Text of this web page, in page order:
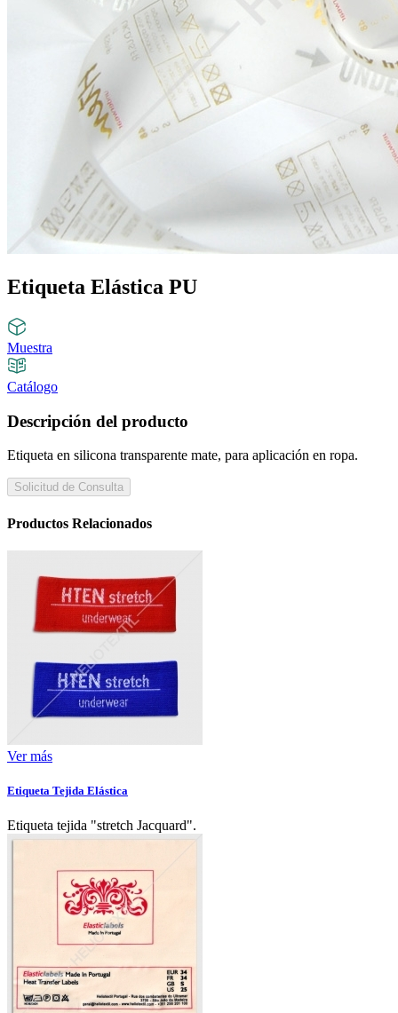
Etiqueta Elástica PU
Muestra
Catálogo
Descripción del producto
Etiqueta en silicona transparente mate, para aplicación en ropa.
Solicitud de Consulta
Productos Relacionados
Ver más
Etiqueta Tejida Elástica
Etiqueta tejida "stretch Jacquard".